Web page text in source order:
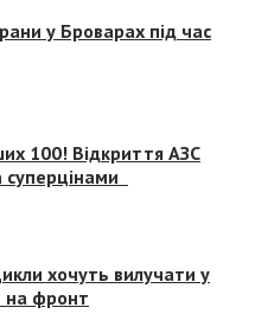
у Броварах під час
100! Відкриття АЗС
суперцінами
хочуть вилучати у
на фронт